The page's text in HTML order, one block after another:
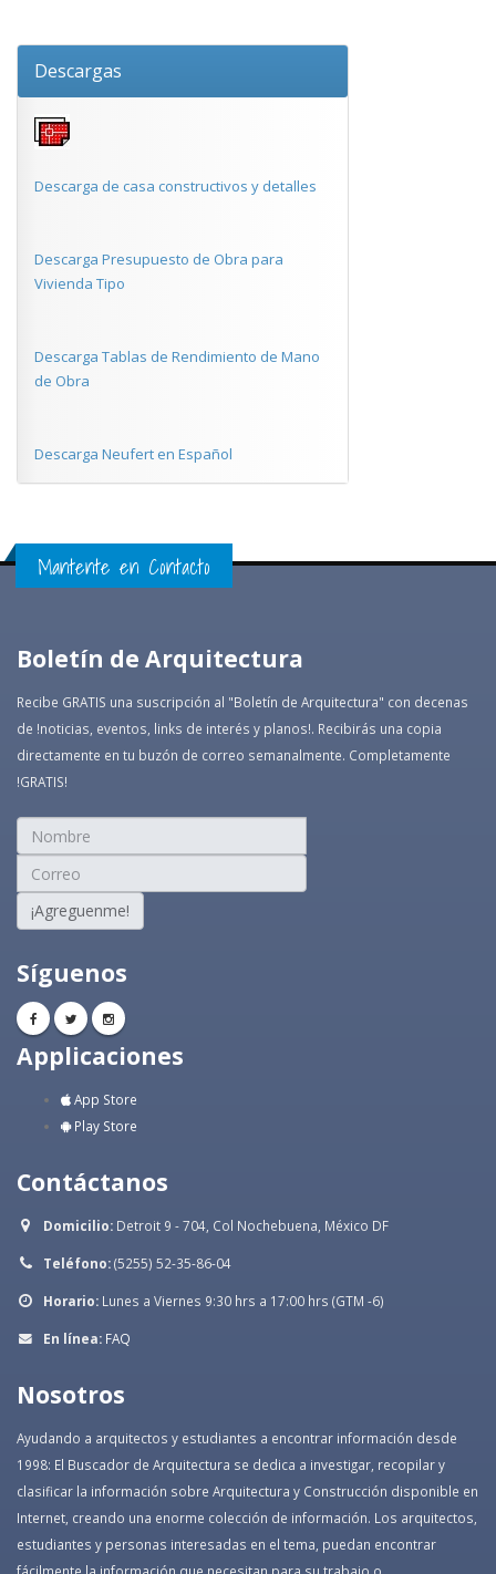
Descargas
Descarga de casa constructivos y detalles
Descarga Presupuesto de Obra para
Vivienda Tipo
Descarga Tablas de Rendimiento de Mano
de Obra
Descarga Neufert en Español
Mantente en Contacto
Boletín de Arquitectura
Recibe GRATIS una suscripción al "Boletín de Arquitectura" con decenas
de !noticias, eventos, links de interés y planos!. Recibirás una copia
directamente en tu buzón de correo semanalmente. Completamente
!GRATIS!
¡Agreguenme!
Síguenos
Applicaciones
App Store
Play Store
Contáctanos
Domicilio: Detroit 9 - 704, Col Nochebuena, México DF
Teléfono:(5255) 52-35-86-04
Horario: Lunes a Viernes 9:30 hrs a 17:00 hrs (GTM -6)
En línea: FAQ
Nosotros
Ayudando a arquitectos y estudiantes a encontrar información desde
1998: El Buscador de Arquitectura se dedica a investigar, recopilar y
clasificar la información sobre Arquitectura y Construcción disponible en
Internet, creando una enorme colección de información. Los arquitectos,
estudiantes y personas interesadas en el tema, puedan encontrar